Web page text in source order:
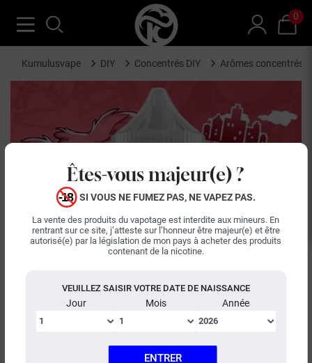
Êtes-vous majeur(e) ?
SI VOUS NE FUMEZ PAS, NE VAPEZ PAS.
La vente des produits du vapotage est interdite aux mineurs. En
rentrant sur ce site, j’atteste sur l’honneur être majeur(e) et être
autorisé(e) par la législation de mon pays à acheter des produits
contenant de la nicotine.
VEUILLEZ SAISIR VOTRE DATE DE NAISSANCE
Jour Mois Année
ENTRER
0
Kumulusvape DIY Concentrés DIY Arômes concentrés